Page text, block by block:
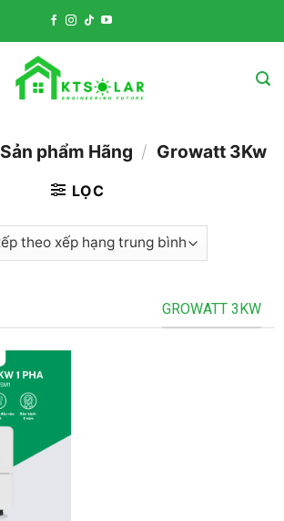
Sản phẩm Hãng / Growatt 3Kw
LỌC
GROWATT 3KW